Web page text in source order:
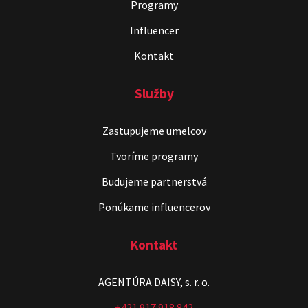
Stand-up & Juraj „ŠOKO”
Tabaček
Show program StandupShow
Programy
Influencer
Kontakt
Služby
Zastupujeme umelcov
Tvoríme programy
Budujeme partnerstvá
Ponúkame influencerov
Kontakt
AGENTÚRA DAISY, s. r. o.